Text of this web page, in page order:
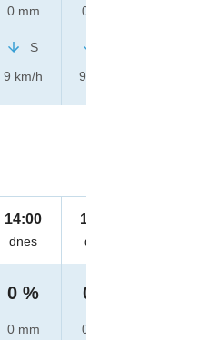
0 mm
S
9 km/h
0 mm
9 km/h
14:00
dnes
0 %
0 mm
15:00
dnes
0 %
0 mm